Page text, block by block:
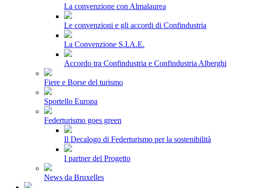
La convenzione con Almalaurea
Le convenzioni e gli accordi di Confindustria
La Convenzione S.I.A.E.
Accordo tra Confindustria e Confindustria Alberghi
Fiere e Borse del turismo
Sportello Europa
Federturismo goes green
Il Decalogo di Federturismo per la sostenibilità
I partner del Progetto
News da Bruxelles